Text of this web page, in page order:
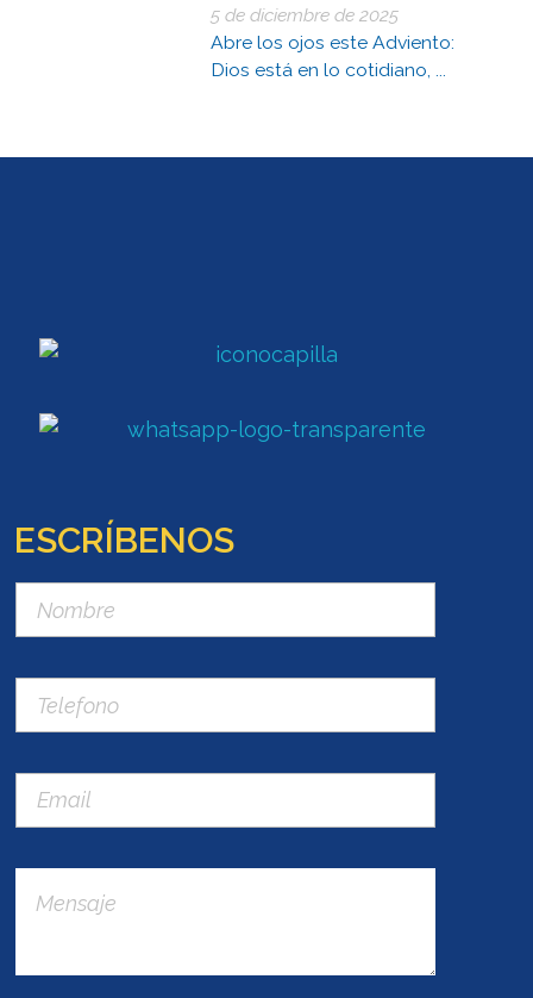
5 de diciembre de 2025
Abre los ojos este Adviento:
Dios está en lo cotidiano, ...
ESCRÍBENOS